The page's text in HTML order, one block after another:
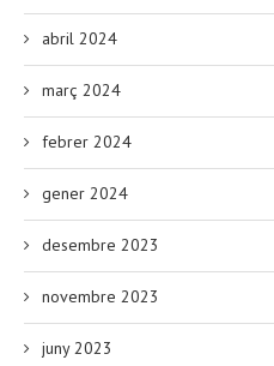
abril 2024
març 2024
febrer 2024
gener 2024
desembre 2023
novembre 2023
juny 2023